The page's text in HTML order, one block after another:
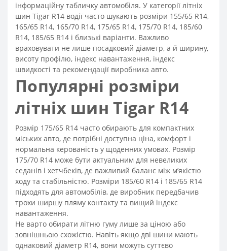
інформаційну табличку автомобіля. У категорії літніх
шин Tigar R14 водії часто шукають розміри 155/65 R14,
165/65 R14, 165/70 R14, 175/65 R14, 175/70 R14, 185/60
R14, 185/65 R14 і близькі варіанти. Важливо
враховувати не лише посадковий діаметр, а й ширину,
висоту профілю, індекс навантаження, індекс
швидкості та рекомендації виробника авто.
Популярні розміри
літніх шин Tigar R14
Розмір 175/65 R14 часто обирають для компактних
міських авто, де потрібні доступна ціна, комфорт і
нормальна керованість у щоденних умовах. Розмір
175/70 R14 може бути актуальним для невеликих
седанів і хетчбеків, де важливий баланс між м’якістю
ходу та стабільністю. Розміри 185/60 R14 і 185/65 R14
підходять для автомобілів, де виробник передбачив
трохи ширшу пляму контакту та вищий індекс
навантаження.
Не варто обирати літню гуму лише за ціною або
зовнішньою схожістю. Навіть якщо дві шини мають
однаковий діаметр R14, вони можуть суттєво